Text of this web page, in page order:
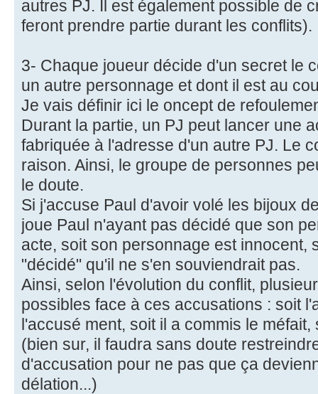
autres PJ. Il est également possible de
feront prendre partie durant les conflits).
3- Chaque joueur décide d'un secret le
un autre personnage et dont il est au
Je vais définir ici le oncept de
Durant la partie, un PJ peut lancer une
fabriquée à l'adresse d'un autre PJ. Le
raison. Ainsi, le groupe de personnes
le doute.
Si j'accuse Paul d'avoir volé les bijoux
joue Paul n'ayant pas décidé que son
acte, soit son personnage est innocent,
"décidé" qu'il ne s'en souviendrait pas.
Ainsi, selon l'évolution du conflit,
possibles face à ces accusations : soit
l'accusé ment, soit il a commis le
(bien sur, il faudra sans doute
d'accusation pour ne pas que ça
délation...)